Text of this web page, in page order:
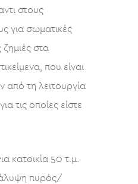
στους
για σωματικές
ζημιές στα
που είναι
από τη λειτουργία
τις οποίες είστε
κατοικία 50 τ.μ.
πυρός/